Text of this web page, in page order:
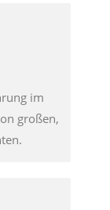
im
großen,